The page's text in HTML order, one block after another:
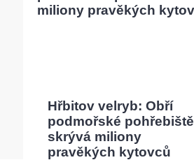
Hřbitov velryb: Obří
podmořské pohřebiště
skrývá miliony
pravěkých kytovců